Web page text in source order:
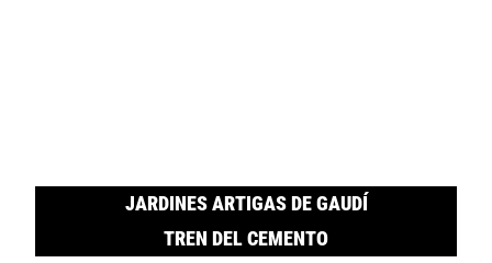
JARDINES ARTIGAS DE GAUDÍ
TREN DEL CEMENTO